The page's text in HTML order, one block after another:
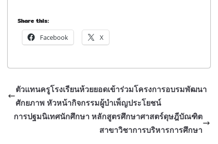
Share this:
Facebook X
ตัวแทนครูโรงเรียนห้วยยอดเข้าร่วมโครงการอบรมพัฒนา
ศักยภาพ หัวหน้ากิจกรรมผู้บำเพ็ญประโยชน์
การปฐมนิเทศนักศึกษา หลักสูตรศึกษาศาสตร์ดุษฎีบัณฑิต
สาขาวิชาการบริหารการศึกษา